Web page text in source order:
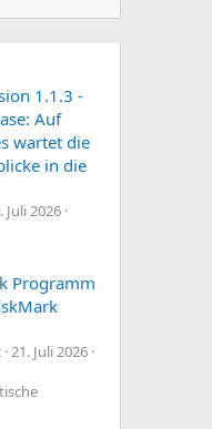
1.1.3 -
Auf
wartet die
in die
Juli 2026
Programm
21. Juli 2026